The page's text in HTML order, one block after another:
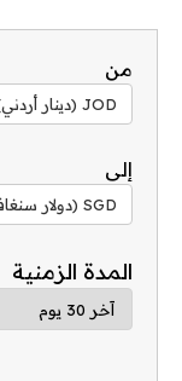
من
JOD (دينار أردني)
إلى
SGD (دولار سنغافوري)
المدة الزمنية